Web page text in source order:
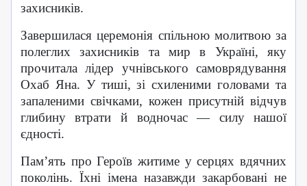
захисників.
Завершилася церемонія спільною молитвою за
полеглих захисників та мир в Україні, яку
прочитала лідер учнівського самоврядування
Охаб Яна. У тиші, зі схиленими головами та
запаленими свічками, кожен присутній відчув
глибину втрати й водночас — силу нашої
єдності.
Пам’ять про Героїв житиме у серцях вдячних
поколінь. Їхні імена назавжди закарбовані не